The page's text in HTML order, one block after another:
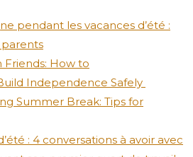
pendant les vacances d’été :
parents
Friends: How to
Independence Safely
Summer Break: Tips for
: 4 conversations à avoir avec